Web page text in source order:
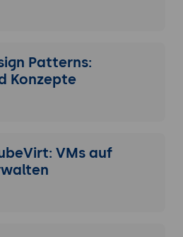
Patterns:
Konzepte
VMs auf